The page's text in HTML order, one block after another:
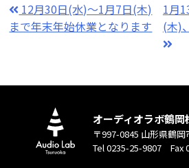
12月30日(水)～1月7日(木)
まで年末年始休業となります
1月
(木)
オーディオラボ鶴岡
〒997-0845 山形県鶴
Tel 0235-25-9807 Fax